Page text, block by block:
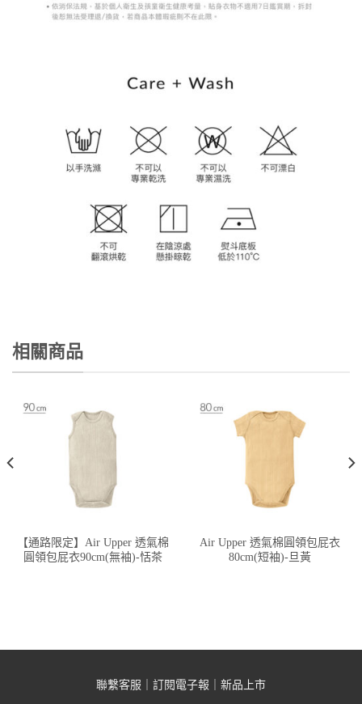
相關商品
【通路限定】Air Upper 透氣棉
圓領包屁衣90cm(無袖)-恬茶
Air Upper 透氣棉圓領包屁衣
80cm(短袖)-旦黃
聯繫客服 訂閱電子報 新品上市